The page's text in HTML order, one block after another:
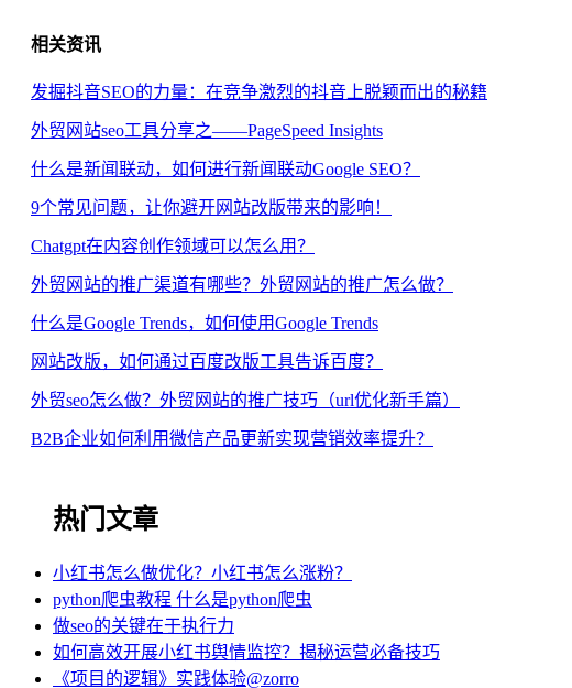
相关资讯
发掘抖音SEO的力量：在竞争激烈的抖音上脱颖而出的秘籍
外贸网站seo工具分享之——PageSpeed Insights
什么是新闻联动，如何进行新闻联动Google SEO？
9个常见问题，让你避开网站改版带来的影响！
Chatgpt在内容创作领域可以怎么用？
外贸网站的推广渠道有哪些？外贸网站的推广怎么做？
什么是Google Trends，如何使用Google Trends
网站改版，如何通过百度改版工具告诉百度？
外贸seo怎么做？外贸网站的推广技巧（url优化新手篇）
B2B企业如何利用微信产品更新实现营销效率提升？
热门文章
小红书怎么做优化？小红书怎么涨粉？
python爬虫教程 什么是python爬虫
做seo的关键在于执行力
如何高效开展小红书舆情监控？揭秘运营必备技巧
《项目的逻辑》实践体验@zorro